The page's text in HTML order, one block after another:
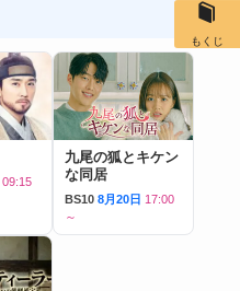
09:15
九尾の狐とキケン
な同居
BS10 8月20日 17:00
～
もくじ